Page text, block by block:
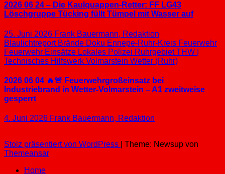
2026 06 24 – Die Kaulquappen-Retter: FF LG43
Löschgruppe Tücking füllt Tümpel mit Wasser auf
25. Juni 2026 Frank Bauermann, Redaktion
Blaulichtreport Brände Doku Ennepe-Ruhr-Kreis Feuerwehr
Feuerwehr Einsätze Lokales Polizei RuhrgebietTHW |
Technisches Hilfswerk Volmarstein Wetter (Ruhr)
2026 06 04 🔥🚨 Feuerwehrgroßeinsatz bei
Industriebrand in Wetter-Volmarstein – A1 zweitweise
gesperrt
4. Juni 2026 Frank Bauermann, Redaktion
Stolz präsentiert von WordPress
Theme: Newsup von
Themeansar
Home